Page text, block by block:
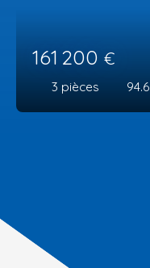
161 200 €
3 pièces